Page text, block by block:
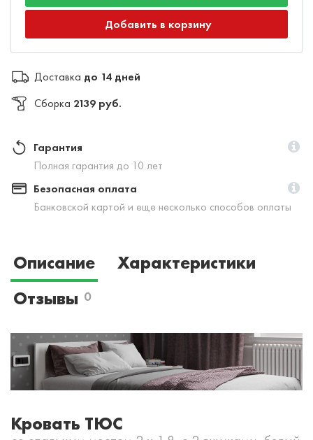
Добавить в корзину
Доставка до 14 дней
Сборка 2139 руб.
Гарантия
Полная гарантия до 10 лет
Безопасная оплата
Банковской картой и еще несколько способов оплаты
Описание
Характеристики
Отзывы 0
Кровать ТЮС